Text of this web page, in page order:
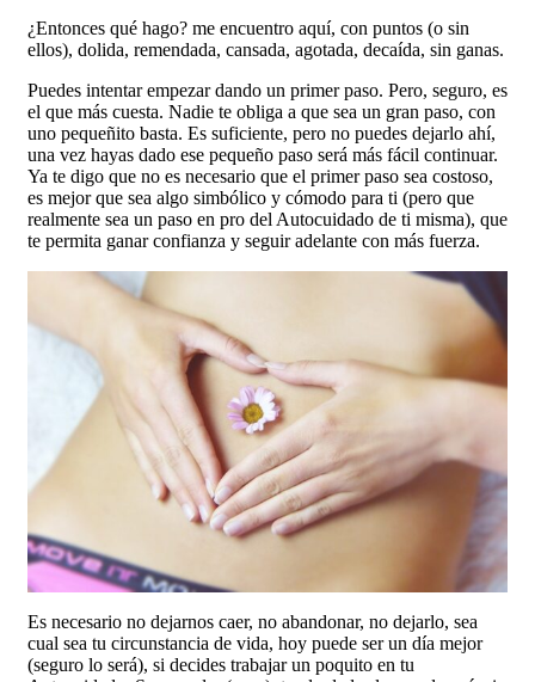
¿Entonces qué hago? me encuentro aquí, con puntos (o sin
ellos), dolida, remendada, cansada, agotada, decaída, sin ganas.
Puedes intentar empezar dando un primer paso. Pero, seguro, es
el que más cuesta. Nadie te obliga a que sea un gran paso, con
uno pequeñito basta. Es suficiente, pero no puedes dejarlo ahí,
una vez hayas dado ese pequeño paso será más fácil continuar.
Ya te digo que no es necesario que el primer paso sea costoso,
es mejor que sea algo simbólico y cómodo para ti (pero que
realmente sea un paso en pro del Autocuidado de ti misma), que
te permita ganar confianza y seguir adelante con más fuerza.
Es necesario no dejarnos caer, no abandonar, no dejarlo, sea
cual sea tu circunstancia de vida, hoy puede ser un día mejor
(seguro lo será), si decides trabajar un poquito en tu